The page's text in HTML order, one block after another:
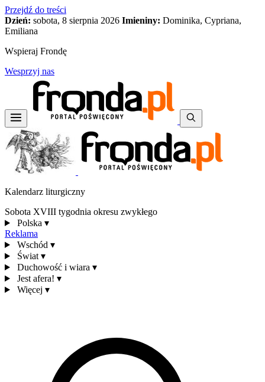
Przejdź do treści
Dzień: sobota, 8 sierpnia 2026 Imieniny: Dominika, Cypriana,
Emiliana
Wspieraj Frondę
Wesprzyj nas
Kalendarz liturgiczny
Sobota XVIII tygodnia okresu zwykłego
Polska ▾
Reklama
Wschód ▾
Świat ▾
Duchowość i wiara ▾
Jest afera! ▾
Więcej ▾